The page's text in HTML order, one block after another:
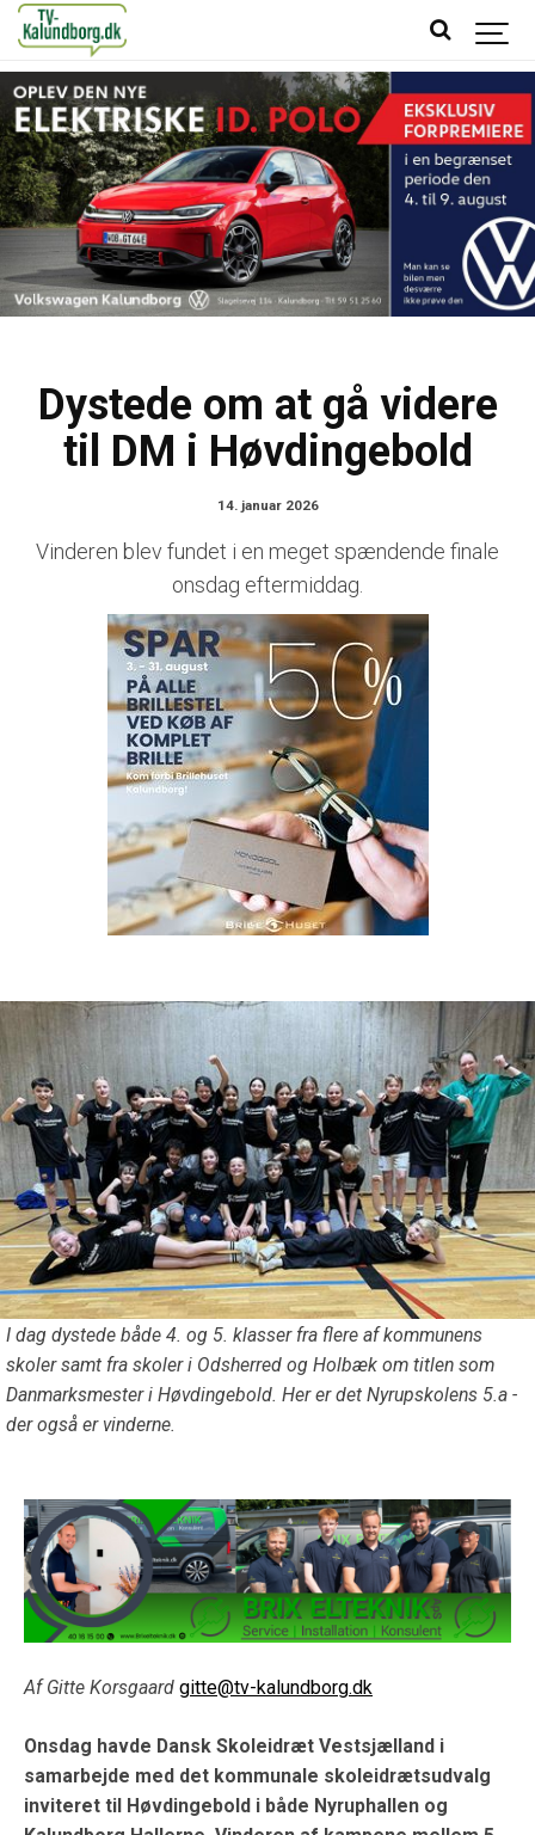
Dystede om at gå videre
til DM i Høvdingebold
14. januar 2026
Vinderen blev fundet i en meget spændende finale
onsdag eftermiddag.
I dag dystede både 4. og 5. klasser fra flere af kommunens
skoler samt fra skoler i Odsherred og Holbæk om titlen som
Danmarksmester i Høvdingebold. Her er det Nyrupskolens 5.a -
der også er vinderne.
Af Gitte Korsgaard gitte@tv-kalundborg.dk
Onsdag havde Dansk Skoleidræt Vestsjælland i
samarbejde med det kommunale skoleidrætsudvalg
inviteret til Høvdingebold i både Nyruphallen og